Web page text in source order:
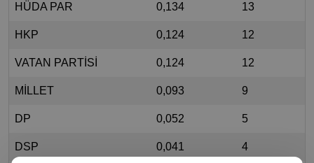
HÜDA PAR 0,134 13
HKP 0,124 12
VATAN PARTİSİ 0,124 12
MİLLET 0,093 9
DP 0,052 5
DSP 0,041 4